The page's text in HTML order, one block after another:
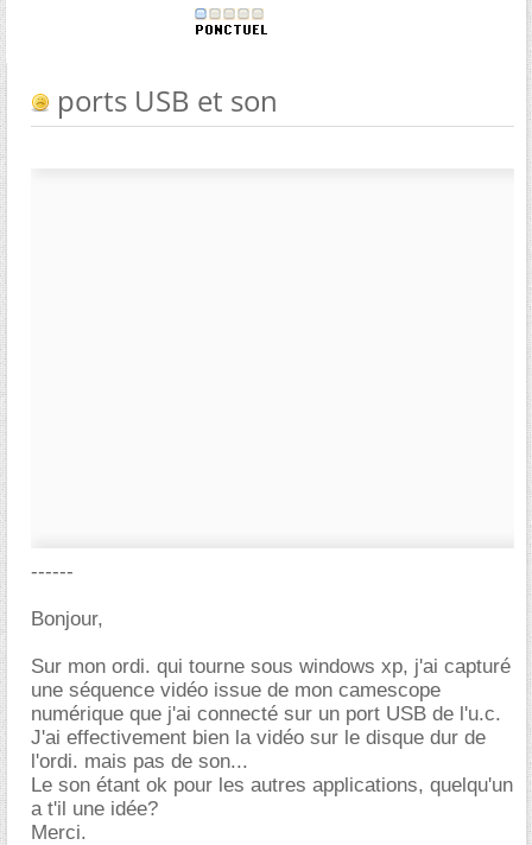
ports USB et son
------
Bonjour,
Sur mon ordi. qui tourne sous windows xp, j'ai capturé
une séquence vidéo issue de mon camescope
numérique que j'ai connecté sur un port USB de l'u.c.
J'ai effectivement bien la vidéo sur le disque dur de
l'ordi. mais pas de son...
Le son étant ok pour les autres applications, quelqu'un
a t'il une idée?
Merci.